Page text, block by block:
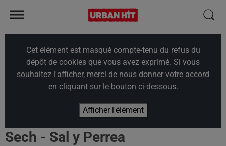
Cet élément est masqué compte-tenu du refus du
dépôt de cookies que vous avez exprimé. Si vous
souhaitez l'afficher, merci de nous donner votre accord
en cliquant sur le bouton ci-dessous.
Afficher l'élément
Sech - Sal y Perrea